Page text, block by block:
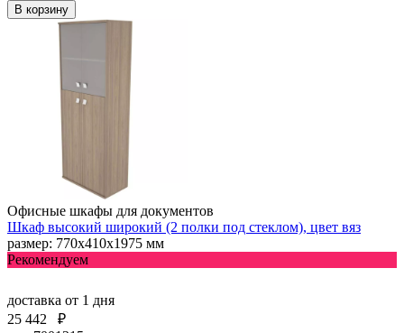
В корзину
Офисные шкафы для документов
Шкаф высокий широкий (2 полки под стеклом), цвет вяз
размер: 770х410х1975 мм
Рекомендуем
доставка от 1 дня
25 442
₽